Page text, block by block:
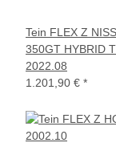
Tein FLEX Z
350GT HYBRID
2022.08
1.201,90 € *